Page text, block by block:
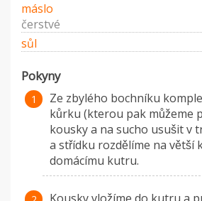
máslo
čerstvé
sůl
Pokyny
Ze zbylého bochníku
kůrku (kterou pak můžeme
kousky a na sucho usušit v
a střídku rozdělíme na větší
domácímu kutru.